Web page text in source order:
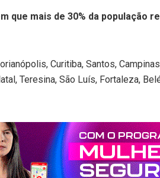
que mais de 30% da população
Curitiba, Santos,
Teresina, São Luís, Fortaleza,